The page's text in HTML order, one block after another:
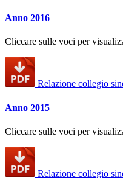
Anno 2016
Cliccare sulle voci per
Relazione collegio
Anno 2015
Cliccare sulle voci per
Relazione collegio